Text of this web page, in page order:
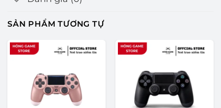
SẢN PHẨM TƯƠNG TỰ